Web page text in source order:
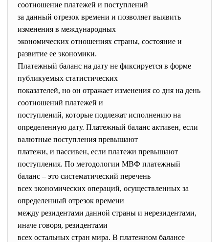
соотношение платежей и поступлений
за данный отрезок времени и позволяет выявить
изменения в международных
экономических отношениях страны, состояние и
развитие ее экономики.
Платежный баланс на дату не фиксируется в форме
публикуемых статистических
показателей, но он отражает изменения со дня на день
соотношений платежей и
поступлений, которые подлежат исполнению на
определенную дату. Платежный баланс активен, если
валютные поступления превышают
платежи, и пассивен, если платежи превышают
поступления. По методологии МВФ платежный
баланс – это систематический перечень
всех экономических операций, осуществленных за
определенный отрезок времени
между резидентами данной страны и нерезидентами,
иначе говоря, резидентами
всех остальных стран мира. В платежном балансе